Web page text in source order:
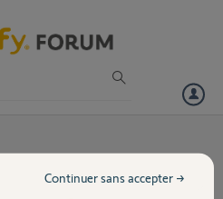
et Tahoma
Continuer sans accepter →